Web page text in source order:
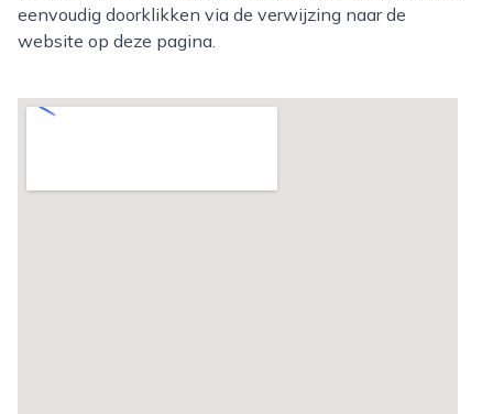
eenvoudig doorklikken via de verwijzing naar de
website op deze pagina.